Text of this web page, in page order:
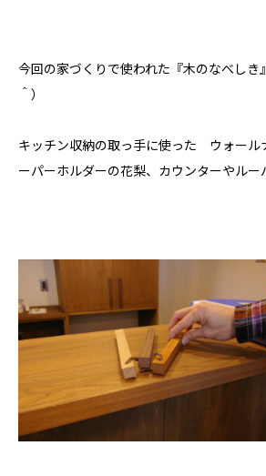
今回の家づくりで使われた『木のなべし
＾）
キッチン収納の取っ手に使った ウォール
ーパーホルダーの花梨、カウンターやルー